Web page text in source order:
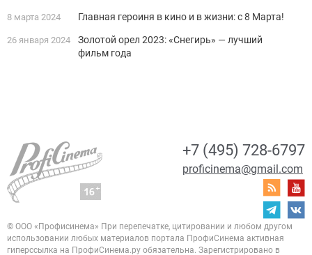
8 марта 2024 Главная героиня в кино и в жизни: с 8 Марта!
26 января 2024
Золотой орел 2023: «Снегирь» — лучший
фильм года
+7 (495) 728-6797
proficinema@gmail.com
© ООО «Профисинема» При перепечатке, цитировании и любом другом
использовании любых материалов портала ПрофиСинема активная
гиперссылка на ПрофиСинема.ру обязательна. Зарегистрировано в